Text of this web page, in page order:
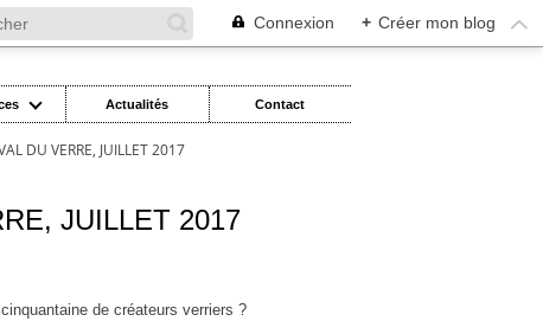
Connexion + Créer mon blog
Actualités Contact
DU VERRE, JUILLET 2017
JUILLET 2017
de créateurs verriers ?